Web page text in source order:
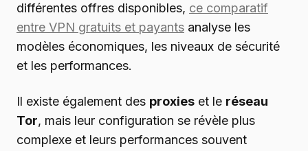
différentes offres disponibles, ce comparatif
entre VPN gratuits et payants analyse les
modèles économiques, les niveaux de sécurité
et les performances.
Il existe également des proxies et le réseau
Tor, mais leur configuration se révèle plus
complexe et leurs performances souvent